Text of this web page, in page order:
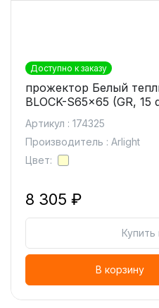
Доступно к заказу
прожектор Белый
BLOCK-S65x65 (GR, 15
Артикул : 174325
Производитель : Arlight
Цвет:
8 305 ₽
Купить
В корзину